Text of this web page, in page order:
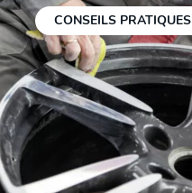
CONSEILS PRATIQUES